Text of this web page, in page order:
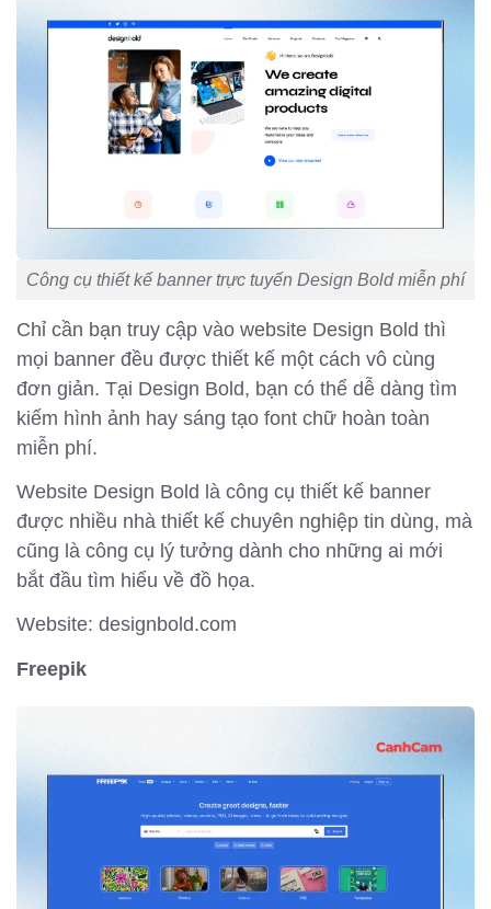
Công cụ thiết kế banner trực tuyến Design Bold miễn phí
Chỉ cần bạn truy cập vào website Design Bold thì
mọi banner đều được thiết kế một cách vô cùng
đơn giản. Tại Design Bold, bạn có thể dễ dàng tìm
kiếm hình ảnh hay sáng tạo font chữ hoàn toàn
miễn phí.
Website Design Bold là công cụ thiết kế banner
được nhiều nhà thiết kế chuyên nghiệp tin dùng, mà
cũng là công cụ lý tưởng dành cho những ai mới
bắt đầu tìm hiểu về đồ họa.
Website: designbold.com
Freepik